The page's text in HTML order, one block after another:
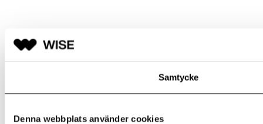
Samtycke
Denna webbplats använder cookies